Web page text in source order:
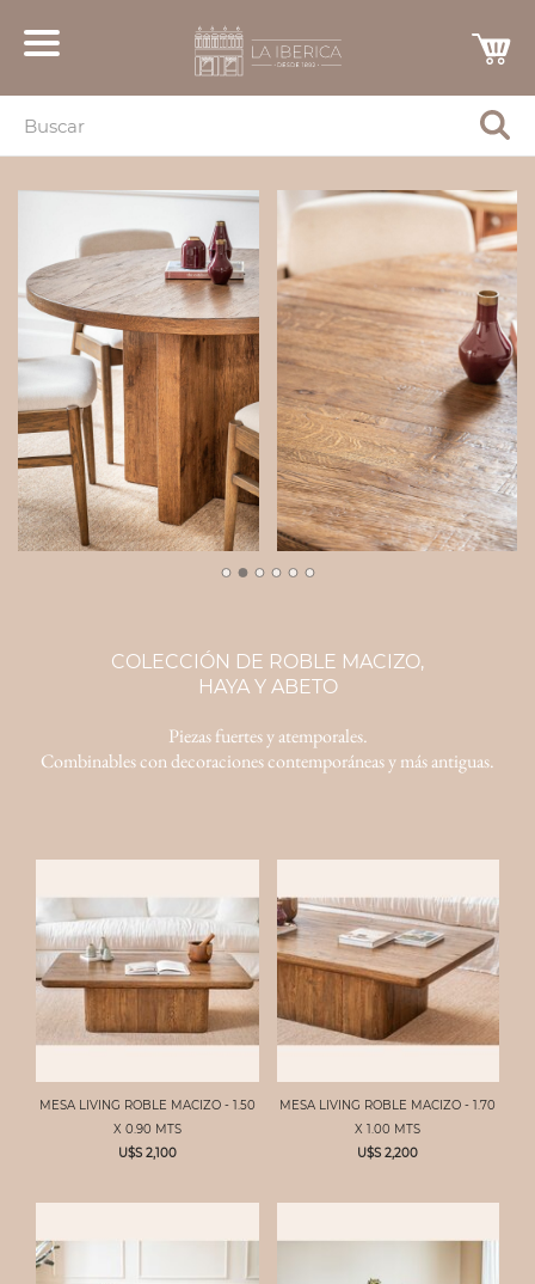
COLECCIÓN DE ROBLE MACIZO,
HAYA Y ABETO
Piezas fuertes y atemporales.
Combinables con decoraciones contemporáneas y más antiguas.
MESA LIVING ROBLE MACIZO - 1.50
X 0.90 MTS
U$S 2,100
MESA LIVING ROBLE MACIZO - 1.70
X 1.00 MTS
U$S 2,200